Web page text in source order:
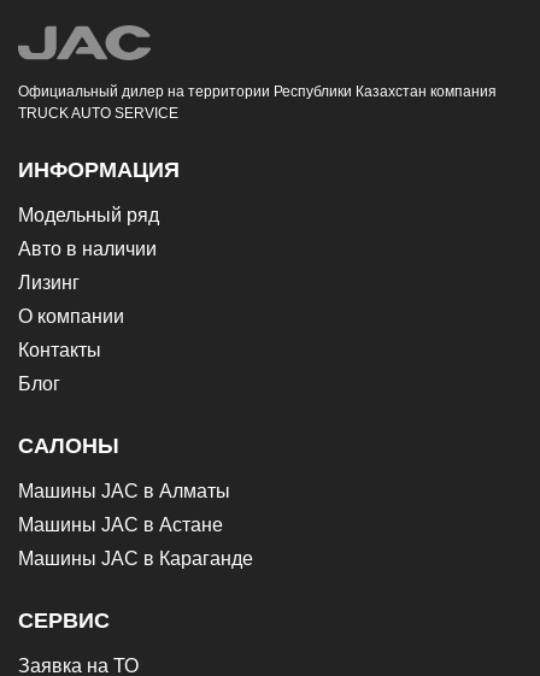
Официальный дилер на территории Республики Казахстан компания
TRUCK AUTO SERVICE
ИНФОРМАЦИЯ
Модельный ряд
Авто в наличии
Лизинг
О компании
Контакты
Блог
САЛОНЫ
Машины JAC в Алматы
Машины JAC в Астане
Машины JAC в Караганде
СЕРВИС
Заявка на ТО